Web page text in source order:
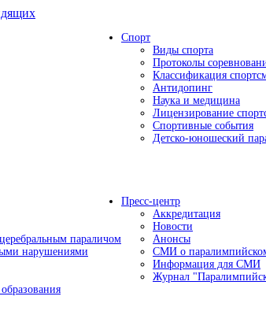
параличом
нарушениями
Спорт
Виды спорта
Протоколы
Классификация
Антидопинг
Наука и медицина
Лицензирование
Спортивные события
Детско-юношеский
Пресс-центр
Аккредитация
Новости
Анонсы
СМИ о
Информация для СМИ
Журнал